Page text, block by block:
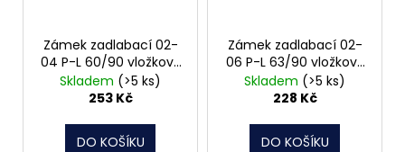
Zámek zadlabací 02-
04 P-L 60/90 vložkový
čelo 20mm Hobes
Skladem (>5 ks)
253 Kč
DO KOŠÍKU
Zámek zadlabací 02-
06 P-L 63/90 vložkový
čelo 20 osová
vzdálenost 45mm
Skladem (>5 ks)
228 Kč
DO KOŠÍKU